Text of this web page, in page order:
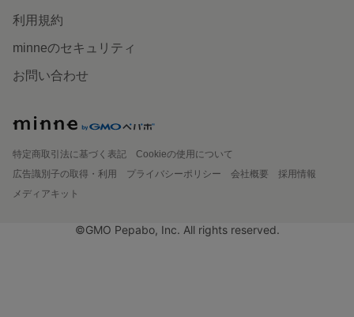
利用規約
minneのセキュリティ
お問い合わせ
特定商取引法に基づく表記
Cookieの使用について
広告識別子の取得・利用
プライバシーポリシー 会社概要
採用情報
メディアキット
©GMO Pepabo, Inc. All rights reserved.